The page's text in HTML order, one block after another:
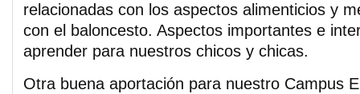
relacionadas con los aspectos alimenticios y
con el baloncesto. Aspectos importantes e
aprender para nuestros chicos y chicas.
Otra buena aportación para nuestro Campus